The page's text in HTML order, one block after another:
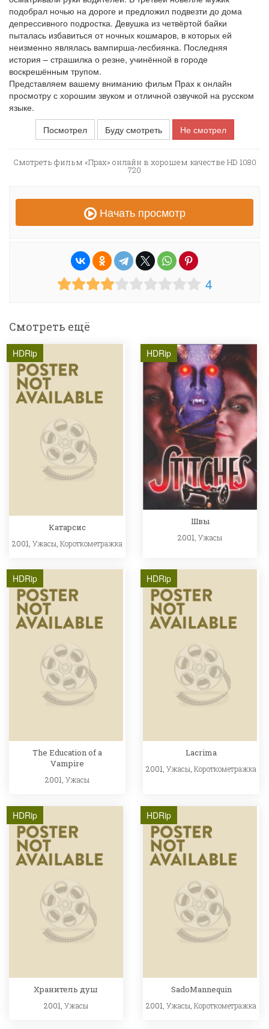
подобрал ночью на дороге и предложил подвезти до дома
депрессивного подростка. Девушка из четвёртой байки
пыталась избавиться от ночных кошмаров, в которых ей
неизменно являлась вампирша-лесбиянка. Последняя
история – страшилка о резне, учинённой в городе
воскрешённым трупом.
Представляем вашему вниманию фильм Прах к онлайн
просмотру с хорошим звуком и отличной озвучкой на русском
языке.
Посмотрел
Буду смотреть Не смотрел
Смотреть фильм «Прах» онлайн в хорошем качестве HD 1080
720
Начать просмотр
4
Смотреть ещё
HDRip
Катарсис
2001, Ужасы Короткометражка
HDRip
Швы
2001,Ужасы
HDRip
The Education of a
Vampire
2001, Ужасы
HDRip
Lacrima
2001,Ужасы,Короткометражка
HDRip
Хранитель душ
2001, Ужасы
HDRip
SadoMannequin
2001,Ужасы ,Короткометражка